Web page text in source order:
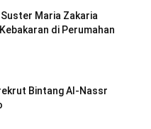
Maria Zakaria
di Perumahan
Bintang Al-Nassr